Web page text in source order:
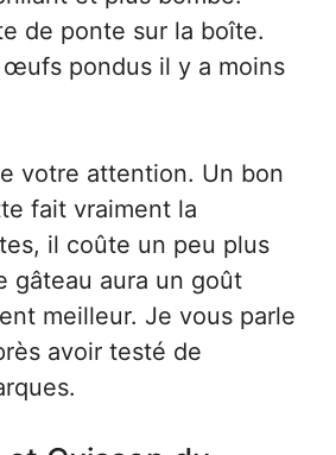
de ponte sur la boîte.
œufs pondus il y a moins
votre attention. Un bon
fait vraiment la
il coûte un peu plus
gâteau aura un goût
meilleur. Je vous parle
avoir testé de